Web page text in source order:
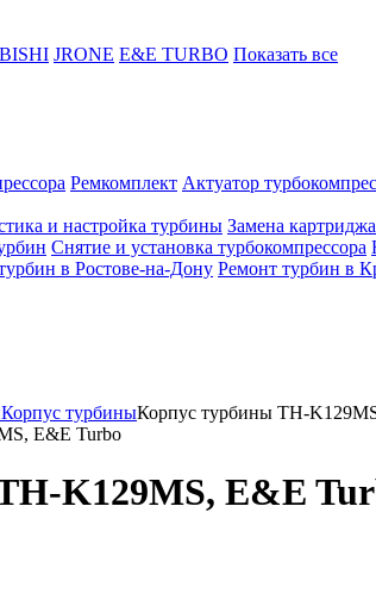
JRONE E&E TURBO Показать все
Ремкомплект Актуатор
и настройка турбины Замена
Снятие и установка турбокомпрессора
в Ростове-на-Дону Ремонт турбин в
Корпус турбиныКорпус турбины TH-
E&E Turbo
K129MS, E&E